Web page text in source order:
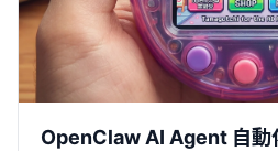
OpenClaw AI Agent 自動